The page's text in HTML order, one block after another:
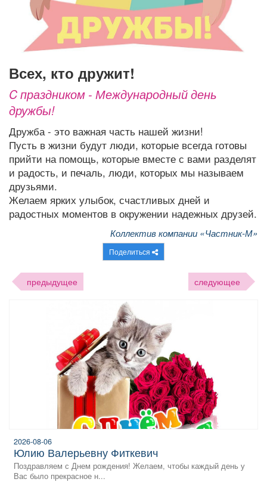
ТВ программа Я - пенсионер
всех, кто дружит!
C праздником - Международный день
дружбы!
Дружба - это важная часть нашей жизни!
Пусть в жизни будут люди, которые всегда готовы
прийти на помощь, которые вместе с вами разделят
и радость, и печаль, люди, которых мы называем
друзьями.
Желаем ярких улыбок, счастливых дней и
радостных моментов в окружении надежных друзей.
Коллектив компании «Частник-М»
Поделиться
следующее
предыдущее
2026-08-06
Юлию Валерьевну Фиткевич
Поздравляем с Днем рождения! Желаем, чтобы каждый день у
Вас было прекрасное н...